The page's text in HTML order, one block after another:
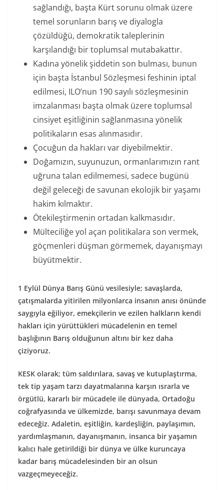
sağlandığı, başta Kürt sorunu olmak üzere
temel sorunların barış ve diyalogla
çözüldüğü, demokratik taleplerinin
karşılandığı bir toplumsal mutabakattır.
Kadına yönelik şiddetin son bulması, bunun
için başta İstanbul Sözleşmesi feshinin iptal
edilmesi, ILO’nun 190 sayılı sözleşmesinin
imzalanması başta olmak üzere toplumsal
cinsiyet eşitliğinin sağlanmasına yönelik
politikaların esas alınmasıdır.
Çocuğun da hakları var diyebilmektir.
Doğamızın, suyunuzun, ormanlarımızın rant
uğruna talan edilmemesi, sadece bugünü
değil geleceği de savunan ekolojik bir yaşamı
hakim kılmaktır.
Ötekileştirmenin ortadan kalkmasıdır.
Mülteciliğe yol açan politikalara son vermek,
göçmenleri düşman görmemek, dayanışmayı
büyütmektir.
1 Eylül Dünya Barış Günü vesilesiyle; savaşlarda,
çatışmalarda yitirilen milyonlarca insanın anısı önünde
saygıyla eğiliyor, emekçilerin ve ezilen halkların kendi
hakları için yürüttükleri mücadelenin en temel
başlığının Barış olduğunun altını bir kez daha
çiziyoruz.
KESK olarak; tüm saldırılara, savaş ve kutuplaştırma,
tek tip yaşam tarzı dayatmalarına karşın ısrarla ve
örgütlü, kararlı bir mücadele ile dünyada, Ortadoğu
coğrafyasında ve ülkemizde, barışı savunmaya devam
edeceğiz. Adaletin, eşitliğin, kardeşliğin, paylaşımın,
yardımlaşmanın, dayanışmanın, insanca bir yaşamın
kalıcı hale getirildiği bir dünya ve ülke kuruncaya
kadar barış mücadelesinden bir an olsun
vazgeçmeyeceğiz.